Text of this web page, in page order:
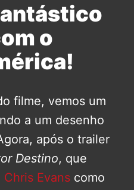
o
filme, vemos um
a um desenho
após o trailer
Destino, que
Chris Evans como